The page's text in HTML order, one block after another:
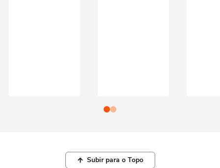
Subir para o Topo